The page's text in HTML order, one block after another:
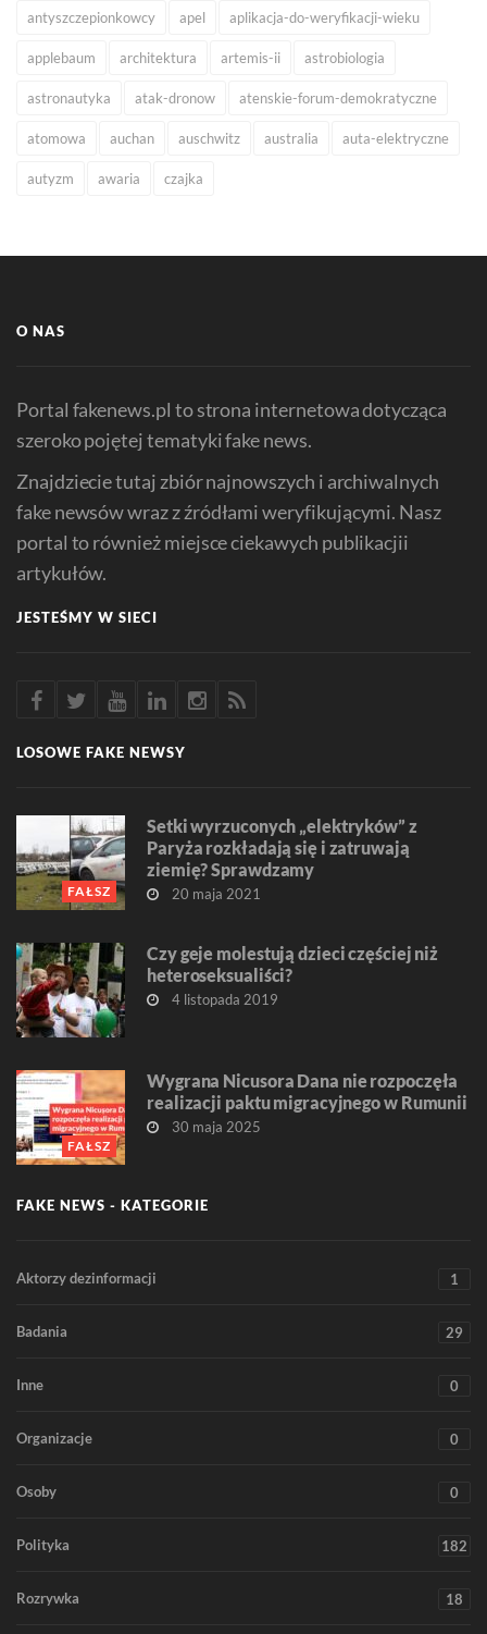
antyszczepionkowcy apel aplikacja-do-weryfikacji-wieku
applebaum architektura artemis-ii astrobiologia
astronautyka atak-dronow atenskie-forum-demokratyczne
atomowa auchan auschwitz australia auta-elektryczne
autyzm awaria czajka
O NAS
Portal fakenews.pl to strona internetowa dotycząca
szeroko pojętej tematyki fake news.
Znajdziecie tutaj zbiór najnowszych i archiwalnych
fake newsów wraz z źródłami weryfikującymi. Nasz
portal to również miejsce ciekawych publikacjii
artykułów.
JESTEŚMY W SIECI
LOSOWE FAKE NEWSY
FAŁSZ
Setki wyrzuconych „elektryków” z
Paryża rozkładają się i zatruwają
ziemię? Sprawdzamy
20 maja 2021
Czy geje molestują dzieci częściej niż
heteroseksualiści?
4 listopada 2019
FAŁSZ
Wygrana Nicusora Dana nie rozpoczęła
realizacji paktu migracyjnego w Rumunii
30 maja 2025
FAKE NEWS - KATEGORIE
Aktorzy dezinformacji 1
Badania 29
Inne 0
Organizacje 0
Osoby 0
Polityka 182
Rozrywka 18